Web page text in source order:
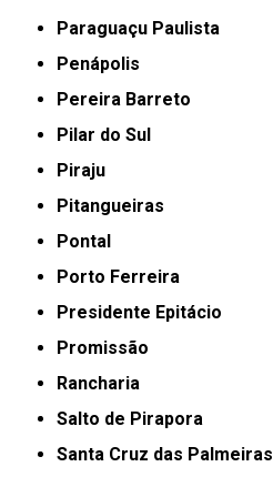
Paraguaçu Paulista
Penápolis
Pereira Barreto
Pilar do Sul
Piraju
Pitangueiras
Pontal
Porto Ferreira
Presidente Epitácio
Promissão
Rancharia
Salto de Pirapora
Santa Cruz das Palmeiras